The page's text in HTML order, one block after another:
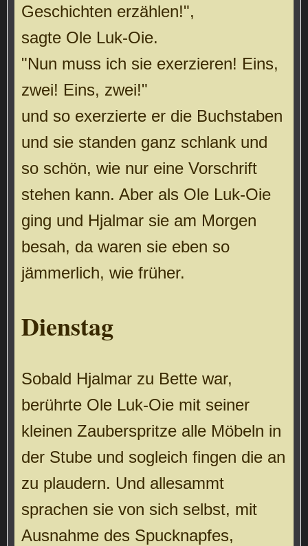
Geschichten erzählen!",
sagte Ole Luk-Oie.
"Nun muss ich sie exerzieren! Eins,
zwei! Eins, zwei!"
und so exerzierte er die Buchstaben
und sie standen ganz schlank und
so schön, wie nur eine Vorschrift
stehen kann. Aber als Ole Luk-Oie
ging und Hjalmar sie am Morgen
besah, da waren sie eben so
jämmerlich, wie früher.
Dienstag
Sobald Hjalmar zu Bette war,
berührte Ole Luk-Oie mit seiner
kleinen Zauberspritze alle Möbeln in
der Stube und sogleich fingen die an
zu plaudern. Und allesammt
sprachen sie von sich selbst, mit
Ausnahme des Spucknapfes,